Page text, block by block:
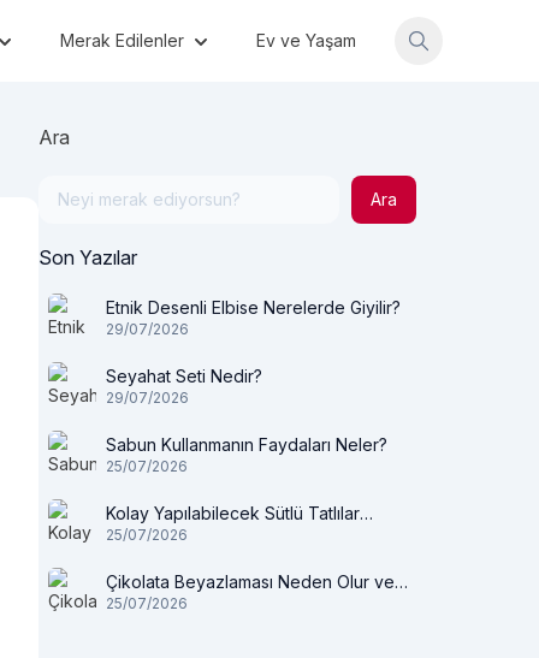
Merak Edilenler Ev ve Yaşam
Ara
Ara
Son Yazılar
Etnik Desenli Elbise Nerelerde Giyilir?
29/07/2026
Seyahat Seti Nedir?
29/07/2026
Sabun Kullanmanın Faydaları Neler?
25/07/2026
Kolay Yapılabilecek Sütlü Tatlılar
Nelerdir?
25/07/2026
Çikolata Beyazlaması Neden Olur ve
Tüketilir mi?
25/07/2026